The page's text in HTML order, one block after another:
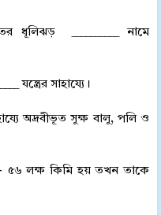
ধূলিঝড় __________ নামে
যন্ত্রের সাহায্যে।
অদ্রবীভূত সুক্ষ বালু, পলি ও
৫৬ লক্ষ কিমি হয় তখন তাকে